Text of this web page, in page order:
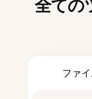
全ての
ファ